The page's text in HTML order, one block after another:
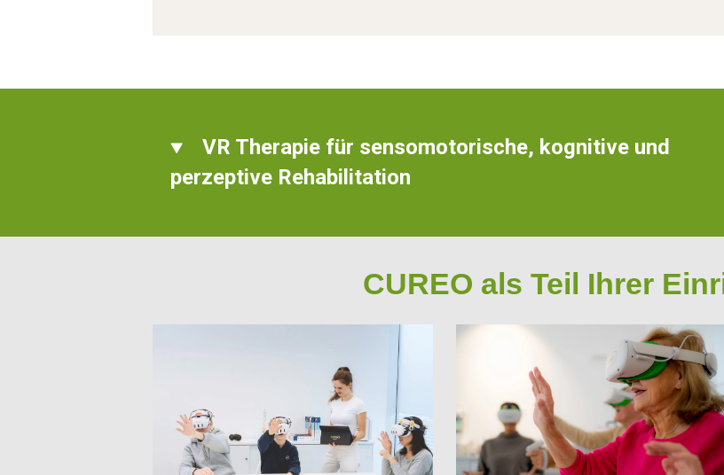
VR Therapie für sensomotorische, kognitive und
perzeptive Rehabilitation
CUREO als Teil Ihrer